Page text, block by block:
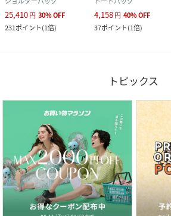
25,410円 30%OFF
231ポイント(1倍)
4,158円 40%OFF
37ポイント(1倍)
トピックス